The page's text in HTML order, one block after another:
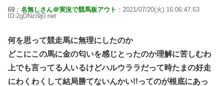
69： 名無しさん＠実況で競馬板アウト ：2021/07/20(火) 16:06:47.63
ID:2gDNzI9j0.net
何を思って競走馬に無理にしたのか
どこにこの馬に金の匂いを感じとったのか理解に苦しむわ
上でも言ってる人いるけどハルウララだって時たまの好走
にわくわくして結局勝てないんかい!!ってのが根底にあっ